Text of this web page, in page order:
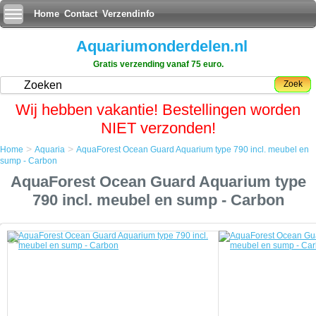
Home Contact Verzendinfo
Aquariumonderdelen.nl
Gratis verzending vanaf 75 euro.
Zoek
Wij hebben vakantie! Bestellingen worden
NIET verzonden!
Home
AquaForest Ocean Guard Aquarium type 790 incl. meubel en sump -
Carbon
AquaForest Ocean Guard Aquarium type 790 incl. meubel en sump - Carbon
Home > Aquaria > AquaForest Ocean Guard Aquarium type 790 incl. meubel en
sump - Carbon
AquaForest Ocean Guard Aquarium type
790 incl. meubel en sump - Carbon